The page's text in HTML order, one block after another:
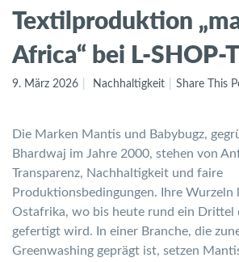
Textilproduktion
Africa“ bei L-SHOP-
9. März 2026 Nachhaltigkeit Share This
Die Marken Mantis und Babybugz,
Bhardwaj im Jahre 2000, stehen von
Transparenz, Nachhaltigkeit und faire
Produktionsbedingungen. Ihre Wurzeln
Ostafrika, wo bis heute rund ein Drittel
gefertigt wird. In einer Branche, die
Greenwashing geprägt ist, setzen